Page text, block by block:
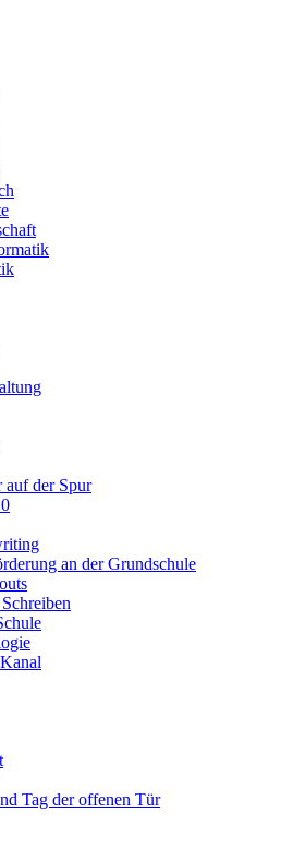
auf der Spur
an der Grundschule
Tag der offenen Tür